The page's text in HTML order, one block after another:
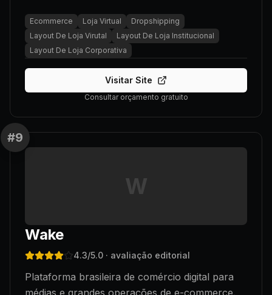
Ecommerce Loja Virtual
Dropshipping
Layout De Loja Virutal
Layout De Loja Institucional
Layout De Loja Corporativa
Visitar Site
Consultar orçamento gratuito
#9
W
Wake
4.3/5.0 · avaliação editorial
Plataforma brasileira de comércio digital para
médias e grandes operações de e-commerce.